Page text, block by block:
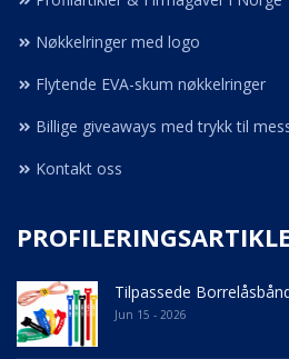
Nøkkelringer med logo
Flytende EVA-skum nøkkelringer
Billige giveaways med trykk til
Kontakt oss
Tilpassede
Jun 15 - 2026